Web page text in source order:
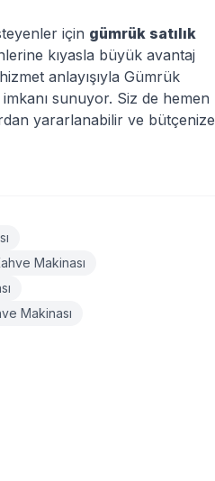
için gümrük satılık
kıyasla büyük avantaj
anlayışıyla Gümrük
sunuyor. Siz de hemen
yararlanabilir ve bütçenize
Makinası
Makinası